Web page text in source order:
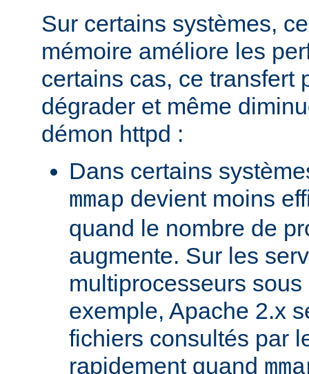
Sur certains systèmes,
mémoire améliore les
certains cas, ce transfert
dégrader et même
démon httpd :
Dans certains
mmap devient moins
quand le nombre de
augmente. Sur les
multiprocesseurs
exemple, Apache 2.x
fichiers consultés par
rapidement quand